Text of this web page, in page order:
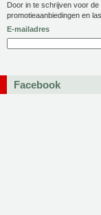
Door in te schrijven voor
promotieaanbiedingen en
E-mailadres
Facebook